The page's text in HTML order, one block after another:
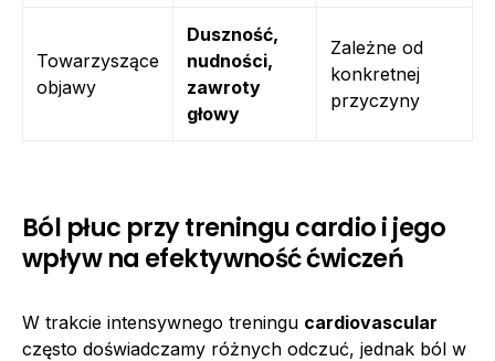
Towarzyszące
objawy
Duszność,
nudności,
zawroty
głowy
Zależne od
konkretnej
przyczyny
Ból płuc przy treningu cardio i jego
wpływ na efektywność ćwiczeń
W trakcie intensywnego treningu cardiovascular
często doświadczamy różnych odczuć, jednak ból w